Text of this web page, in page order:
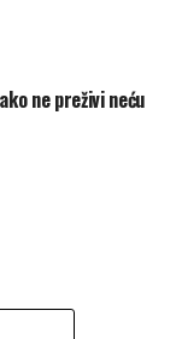
ne preživi neću